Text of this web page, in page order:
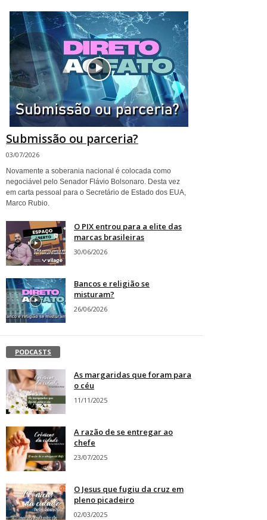
Submissão ou parceria?
03/07/2026
Novamente a soberania nacional é colocada como
negociável pelo Senador Flávio Bolsonaro. Desta vez
em carta pessoal para o Secretário de Estado dos EUA,
Marco Rubio.
O PIX entrou para a elite das
marcas brasileiras
30/06/2026
Bancos e religião se
misturam?
26/06/2026
PODCASTS
As margaridas que foram para
o céu
11/11/2025
A razão de se entregar ao
chefe
23/07/2025
O Jesus que fugiu da cruz em
pleno picadeiro
02/03/2025